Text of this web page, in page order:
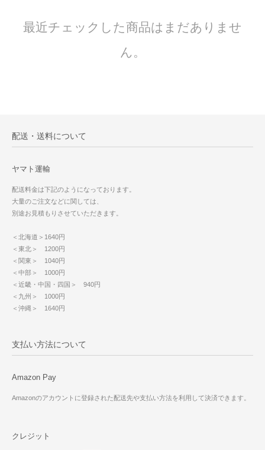
最近チェックした商品はまだありませ
ん。
配送・送料について
ヤマト運輸
配送料金は下記のようになっております。
大量のご注文などに関しては、
別途お見積もりさせていただきます。
＜北海道＞1640円
＜東北＞ 1200円
＜関東＞ 1040円
＜中部＞ 1000円
＜近畿・中国・四国＞ 940円
＜九州＞ 1000円
＜沖縄＞ 1640円
支払い方法について
Amazon Pay
Amazonのアカウントに登録された配送先や支払い方法を利用して決済できます。
クレジット